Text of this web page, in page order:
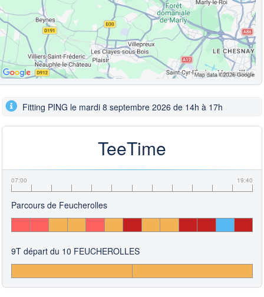
Fitting PING le mardi 8 septembre 2026 de 14h à 17h
TeeTime
07:00 19:40
Parcours de Feucherolles
9T départ du 10 FEUCHEROLLES